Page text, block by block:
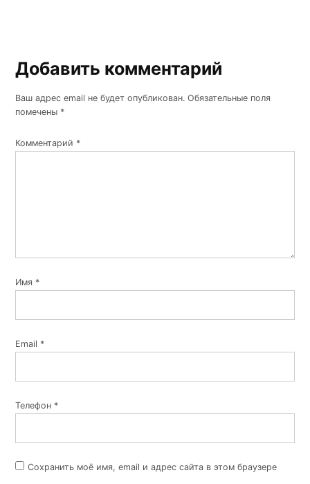
Добавить комментарий
Ваш адрес email не будет опубликован. Обязательные поля
помечены *
Комментарий *
Имя *
Email *
Телефон *
Сохранить моё имя, email и адрес сайта в этом браузере